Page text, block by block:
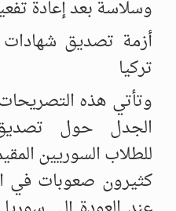
وسلاسة بعد إعادة
أزمة تصديق
تركيا
وتأتي هذه
الجدل حول تصديق
للطلاب السوريين
كثيرون صعوبات في